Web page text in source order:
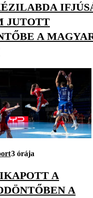
JUTOTT
A
3 órája
A
A